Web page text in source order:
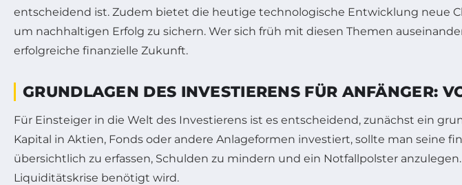
entscheidend ist. Zudem bietet die heutige technologische Entwicklung neue
um nachhaltigen Erfolg zu sichern. Wer sich früh mit diesen Themen
erfolgreiche finanzielle Zukunft.
GRUNDLAGEN DES INVESTIERENS FÜR ANFÄNGER:
Für Einsteiger in die Welt des Investierens ist es entscheidend, zunächst ein
Kapital in Aktien, Fonds oder andere Anlageformen investiert, sollte man seine
übersichtlich zu erfassen, Schulden zu mindern und ein Notfallpolster
Liquiditätskrise benötigt wird.